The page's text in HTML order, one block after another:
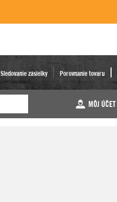
Sledovanie zásielky Porovnanie tovaru
MÔJ ÚČET